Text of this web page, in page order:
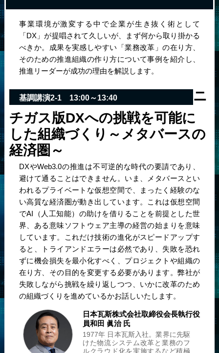
事業環境が激変する中で企業が生き抜く術として
「DX」が提唱されて久しいが、まず何から取り掛かる
べきか。成果を実感しやすい「業務改革」の在り方、
そのための推進組織の作り方について事例を紹介し、
推進リーダーが成功の理由を解説します。
基調講演2-113:00～13:40
ニ
チガス版DXへの挑戦を可能に
した組織づくり ～メタバースの
経済圏～
DXやWeb3.0の推進は不可逆的な時代の要請であり、
避けて通ることはできません。いま、メタバースとい
われるプライベートな仮想空間で、まったく経験のな
い高質な経済圏が動き出しています。これは仮想空間
でAI（人工知能）の助けを借りることを前提とした世
界、ある意味ソフトウェア主導の経営の始まりを意味
しています。これだけ技術の進化がスピードアップす
ると、トライアンドエラーは必然であり、失敗を恐れ
ずに機会損失を最小化すべく、プロジェクトや組織の
在り方、その目的を変更する必要があります。弊社が
失敗しながら挑戦を繰り返しつつ、いかに改革のため
の組織づくりを進めているかお話しいたします。
日本瓦斯株式会社取締役会長執行役
員和田 眞治 氏
1977年 日本瓦斯入社。業界に先駆
けた物流システム改革と業務のフ
ルクラウド化を実施するなど積極